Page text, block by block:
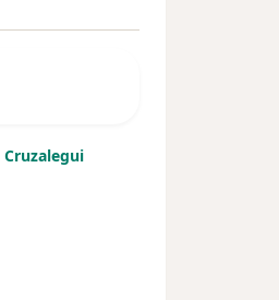
Cruzalegui